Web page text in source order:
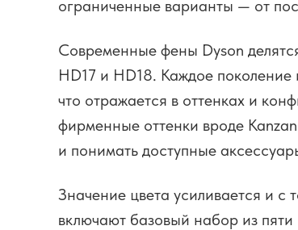
ограниченные варианты — от
Современные фены Dyson
HD17 и HD18. Каждое поколение
что отражается в оттенках и
фирменные оттенки вроде
и понимать доступные
Значение цвета усиливается и с
включают базовый набор из